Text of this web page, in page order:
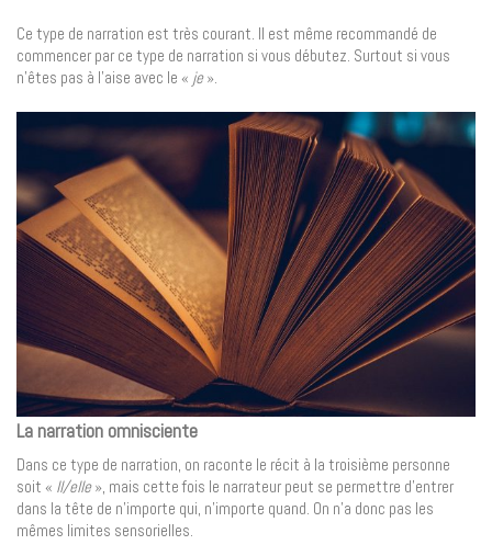
Ce type de narration est très courant. Il est même recommandé de
commencer par ce type de narration si vous débutez. Surtout si vous
n’êtes pas à l’aise avec le « je».
La narration omnisciente
Dans ce type de narration, on raconte le récit à la troisième personne
soit « Il/elle», mais cette fois le narrateur peut se permettre d’entrer
dans la tête de n’importe qui, n’importe quand. On n’a donc pas les
mêmes limites sensorielles.